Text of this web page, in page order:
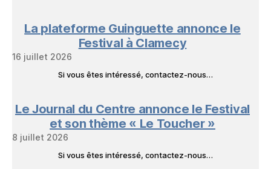
La plateforme Guinguette annonce le
Festival à Clamecy
16 juillet 2026
Si vous êtes intéressé, contactez-nous…
Le Journal du Centre annonce le Festival
et son thème « Le Toucher »
8 juillet 2026
Si vous êtes intéressé, contactez-nous…